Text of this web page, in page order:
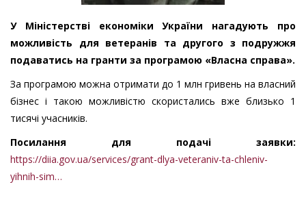
У Міністерстві економіки України нагадують про
можливість для ветеранів та другого з подружжя
подаватись на гранти за програмою «Власна справа».
За програмою можна отримати до 1 млн гривень на власний
бізнес і такою можливістю скористались вже близько 1
тисячі учасників.
Посилання для подачі заявки:
https://diia.gov.ua/services/grant-dlya-veteraniv-ta-chleniv-
yihnih-sim…